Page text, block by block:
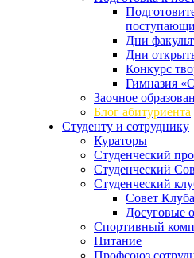
Дни
Дни
Конкурс
Гимназия
Заочное
Блог абитуриента
Студенту и сотруднику
Кураторы
Студенческий
Студенческий
Студенческий
Совет
Досуговые
Спортивный
Питание
Профсоюз